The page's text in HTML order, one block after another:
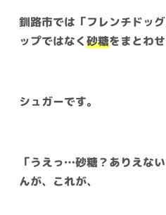
釧路市では「フレンチドッ
ップではなく砂糖をまとわ
シュガーです。
「うえっ…砂糖？ありえな
んが、これが、